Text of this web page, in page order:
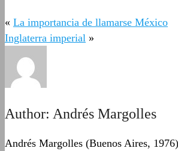
« La importancia de llamarse México
Inglaterra imperial »
Author: Andrés Margolles
Andrés Margolles (Buenos Aires,